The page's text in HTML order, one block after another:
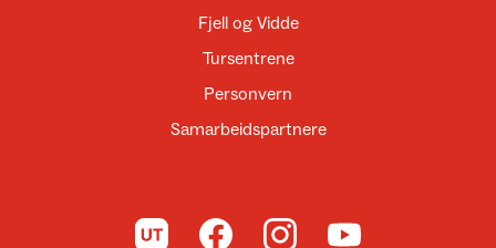
Fjell og Vidde
Tursentrene
Personvern
Samarbeidspartnere
Til UT.no Til DNT på Facebook
Til DNT på Instagram
Til DNT på YouTube